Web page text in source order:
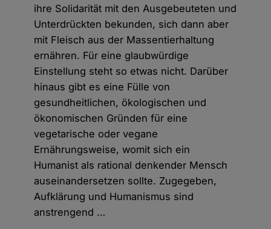
ihre Solidarität mit den Ausgebeuteten und
Unterdrückten bekunden, sich dann aber
mit Fleisch aus der Massentierhaltung
ernähren. Für eine glaubwürdige
Einstellung steht so etwas nicht. Darüber
hinaus gibt es eine Fülle von
gesundheitlichen, ökologischen und
ökonomischen Gründen für eine
vegetarische oder vegane
Ernährungsweise, womit sich ein
Humanist als rational denkender Mensch
auseinandersetzen sollte. Zugegeben,
Aufklärung und Humanismus sind
anstrengend …